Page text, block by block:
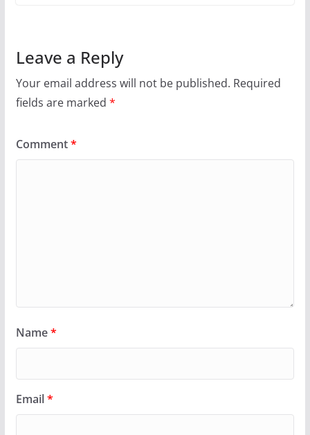
Leave a Reply
Your email address will not be published. Required
fields are marked *
Comment*
Name*
Email*